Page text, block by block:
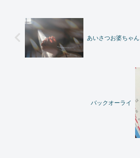
あいさつお婆ちゃん
バックオーライ